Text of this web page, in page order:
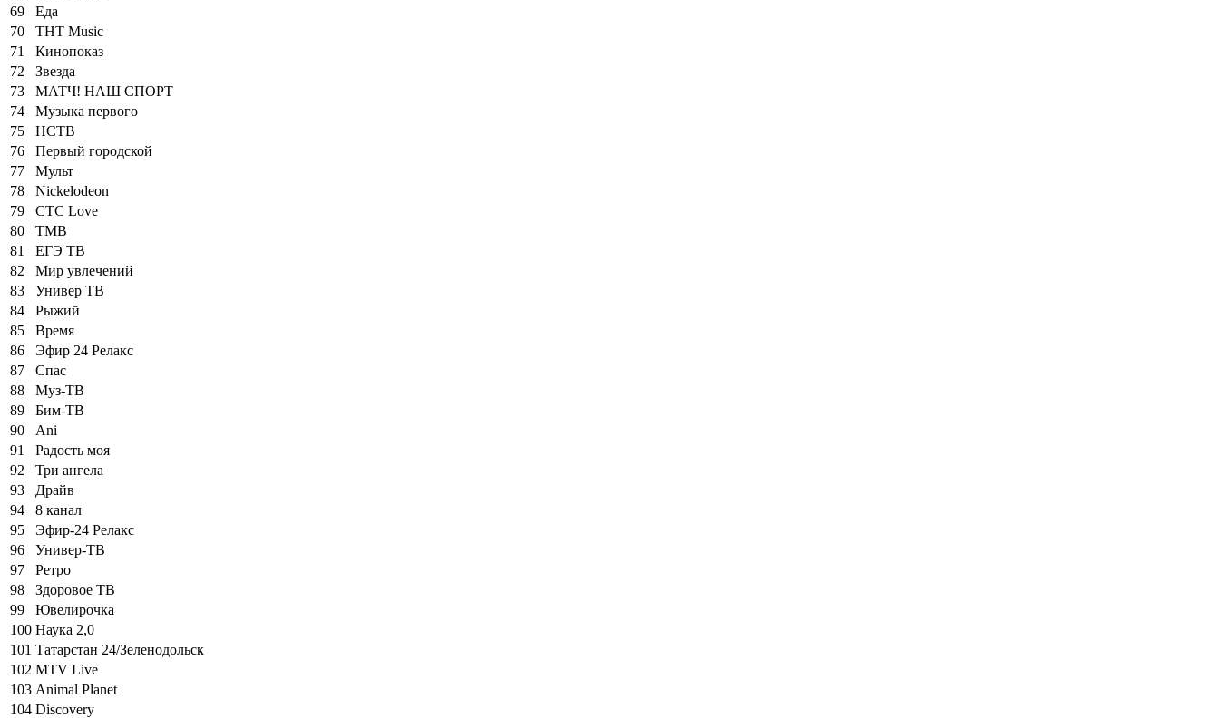
69
Еда
70
ТНТ Music
71
Кинопоказ
72
Звезда
73
МАТЧ! НАШ СПОРТ
74
Музыка первого
75
НСТВ
76
Первый городской
77
Мульт
78
Nickelodeon
79
СТС Love
80
TMB
81
ЕГЭ ТВ
82
Мир увлечений
83
Универ ТВ
84
Рыжий
85
Время
86
Эфир 24 Релакс
87
Спас
88
Муз-ТВ
89
Бим-ТВ
90
Ani
91
Радость моя
92
Три ангела
93
Драйв
94
8 канал
95
Эфир-24 Релакс
96
Универ-ТВ
97
Ретро
98
Здоровое ТВ
99
Ювелирочка
100 Наука 2,0
101 Татарстан 24/Зеленодольск
102 MTV Live
103 Animal Planet
104 Discovery